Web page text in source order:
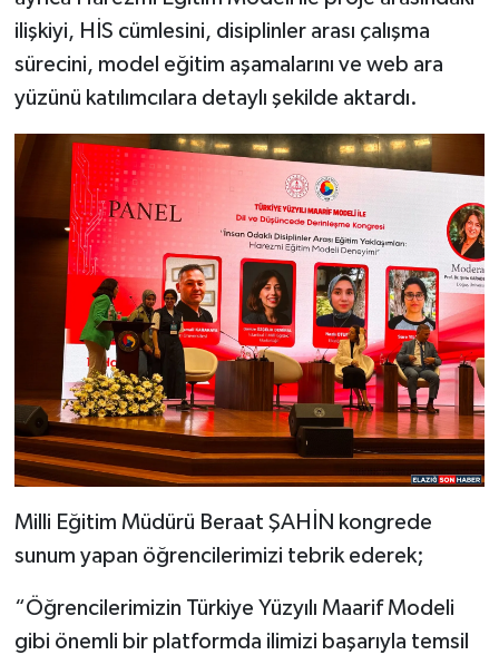
ilişkiyi, HİS cümlesini, disiplinler arası çalışma
sürecini, model eğitim aşamalarını ve web ara
yüzünü katılımcılara detaylı şekilde aktardı.
Milli Eğitim Müdürü Beraat ŞAHİN kongrede
sunum yapan öğrencilerimizi tebrik ederek;
“Öğrencilerimizin Türkiye Yüzyılı Maarif Modeli
gibi önemli bir platformda ilimizi başarıyla temsil